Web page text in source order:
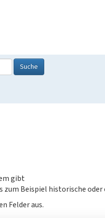
Suche
gibt
Beispiel historische oder
Felder aus.